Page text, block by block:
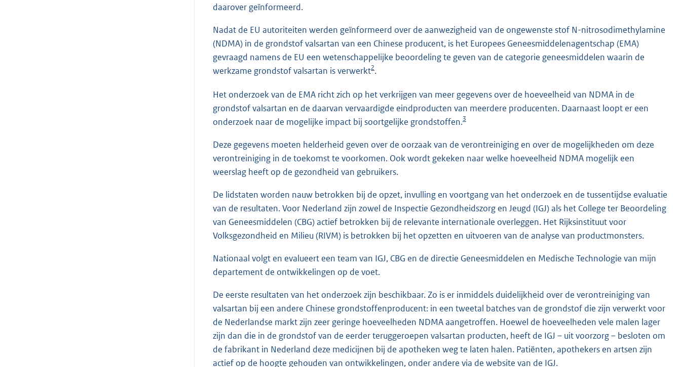
b
daarover geïnformeerd.
Nadat de EU autoriteiten werden geïnformeerd over de aanwezigheid van de ongewenste stof N-nitrosodimethylamine
(NDMA) in de grondstof valsartan van een Chinese producent, is het Europees Geneesmiddelenagentschap (EMA)
gevraagd namens de EU een wetenschappelijke beoordeling te geven van de categorie geneesmiddelen waarin de
werkzame grondstof valsartan is verwerkt2.
Het onderzoek van de EMA richt zich op het verkrijgen van meer gegevens over de hoeveelheid van NDMA in de
grondstof valsartan en de daarvan vervaardigde eindproducten van meerdere producenten. Daarnaast loopt er een
onderzoek naar de mogelijke impact bij soortgelijke grondstoffen.3
Deze gegevens moeten helderheid geven over de oorzaak van de verontreiniging en over de mogelijkheden om deze
verontreiniging in de toekomst te voorkomen. Ook wordt gekeken naar welke hoeveelheid NDMA mogelijk een
weerslag heeft op de gezondheid van gebruikers.
De lidstaten worden nauw betrokken bij de opzet, invulling en voortgang van het onderzoek en de tussentijdse evaluatie
van de resultaten. Voor Nederland zijn zowel de Inspectie Gezondheidszorg en Jeugd (IGJ) als het College ter Beoordeling
van Geneesmiddelen (CBG) actief betrokken bij de relevante internationale overleggen. Het Rijksinstituut voor
Volksgezondheid en Milieu (RIVM) is betrokken bij het opzetten en uitvoeren van de analyse van productmonsters.
Nationaal volgt en evalueert een team van IGJ, CBG en de directie Geneesmiddelen en Medische Technologie van mijn
departement de ontwikkelingen op de voet.
De eerste resultaten van het onderzoek zijn beschikbaar. Zo is er inmiddels duidelijkheid over de verontreiniging van
valsartan bij een andere Chinese grondstoffenproducent: in een tweetal batches van de grondstof die zijn verwerkt voor
de Nederlandse markt zijn zeer geringe hoeveelheden NDMA aangetroffen. Hoewel de hoeveelheden vele malen lager
zijn dan die in de grondstof van de eerder teruggeroepen valsartan producten, heeft de IGJ – uit voorzorg – besloten om
de fabrikant in Nederland deze medicijnen bij de apotheken weg te laten halen. Patiënten, apothekers en artsen zijn
actief op de hoogte gehouden van ontwikkelingen, onder andere via de website van de IGJ.